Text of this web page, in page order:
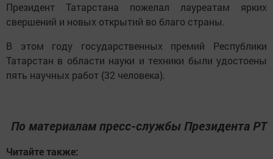
Президент Татарстана пожелал лауреатам ярких
свершений и новых открытий во благо страны.
В этом году государственных премий Республики
Татарстан в области науки и техники были удостоены
пять научных работ (32 человека).
По материалам пресс-службы Президента РТ
Читайте также: